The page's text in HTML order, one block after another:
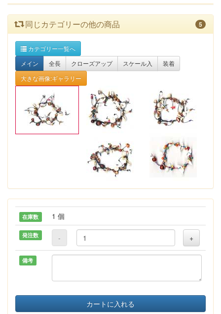
同じカテゴリーの他の商品 5
カテゴリー一覧へ
メイン
全長 クローズアップ スケール入
装着
大きな画像:ギャラリー
在庫数 1 個
発注数 - +
備考
カートに入れる